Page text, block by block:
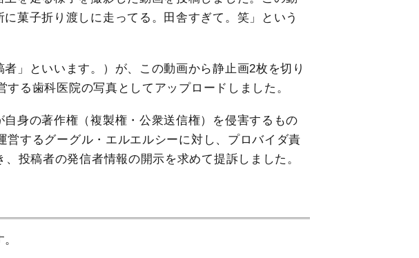
菓子折り渡しに走ってる。田舎すぎて。笑」という
」といいます。）が、この動画から静止画2枚を切り
る歯科医院の写真としてアップロードしました。
身の著作権（複製権・公衆送信権）を侵害するもの
営するグーグル・エルエルシーに対し、プロバイダ責
投稿者の発信者情報の開示を求めて提訴しました。